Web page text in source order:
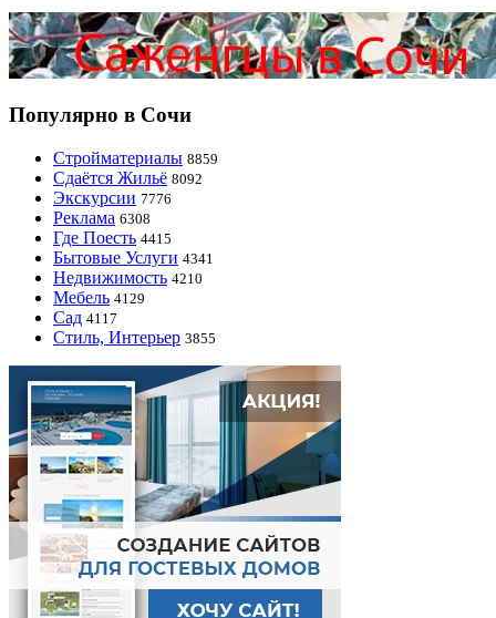
Популярно в Сочи
Стройматериалы 8859
Сдаётся Жильё 8092
Экскурсии 7776
Реклама 6308
Где Поесть 4415
Бытовые Услуги 4341
Недвижимость 4210
Мебель 4129
Сад 4117
Стиль, Интерьер 3855